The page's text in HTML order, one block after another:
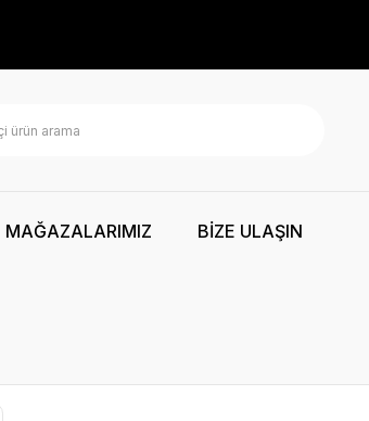
MAĞAZALARIMIZ BİZE ULAŞIN